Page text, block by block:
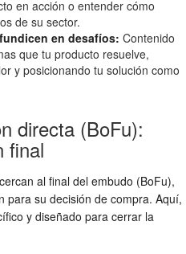
en acción o entender cómo
de su sector.
en desafíos: Contenido
que tu producto resuelve,
y posicionando tu solución como
directa (BoFu):
final
al final del embudo (BoFu),
para su decisión de compra. Aquí,
y diseñado para cerrar la